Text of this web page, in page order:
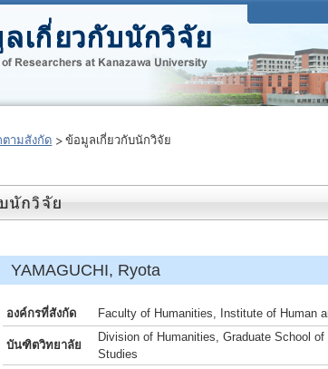
ตามสังกัด ข้อมูลเกี่ยวกับนักวิจัย
Ryota
องค์กรที่สังกัด Faculty of Humanities, Institute of Human
บันฑิตวิทยาลัย
Division of Humanities, Graduate School
Studies